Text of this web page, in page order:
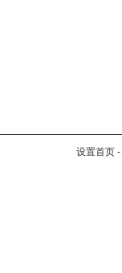
设置首页 -